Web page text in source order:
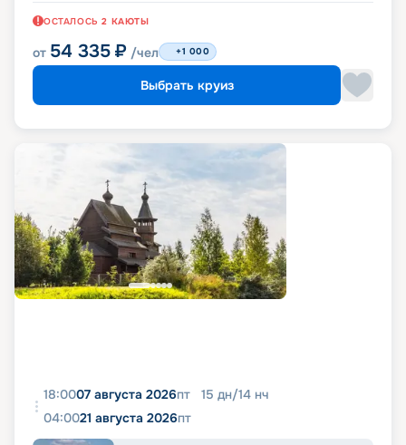
ОСТАЛОСЬ 2 КАЮТЫ
от 54 335 ₽ /чел +1 000
Выбрать круиз
18:0007 августа 2026пт 15 дн/14 нч
04:0021 августа 2026пт